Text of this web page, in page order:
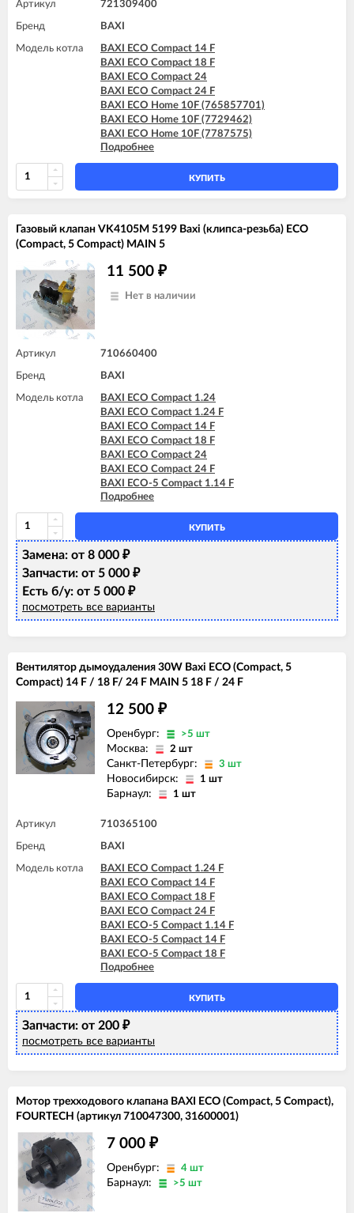
Артикул 721309400
Бренд BAXI
Модель котла
BAXI ECO Compact 14 F
BAXI ECO Compact 18 F
BAXI ECO Compact 24
BAXI ECO Compact 24 F
BAXI ECO Home 10F (765857701)
BAXI ECO Home 10F (7729462)
BAXI ECO Home 10F (7787575)
BAXI ECO Home 14F (765281001)
BAXI ECO Home 14F (7729463)
BAXI ECO Home 14F (7787576)
BAXI ECO Home 24F (765281101)
BAXI ECO-4s 10 F
BAXI ECO-4s 18 F
BAXI ECO-4s 24
BAXI ECO-4s 24 F
BAXI ECO-5 Compact 14 F
BAXI ECO-5 Compact 24 F GPL
BAXI FOURTECH 24 (CSR)
BAXI FOURTECH 24 F (CSR)
Подробнее
КУПИТЬ
Газовый клапан VK4105M 5199 Baxi (клипса-резьба) ECO
(Compact, 5 Compact) MAIN 5
11 500 ₽
Нет в наличии
Артикул 710660400
Бренд BAXI
Модель котла
BAXI ECO Compact 1.24
BAXI ECO Compact 1.24 F
BAXI ECO Compact 14 F
BAXI ECO Compact 18 F
BAXI ECO Compact 24
BAXI ECO Compact 24 F
BAXI ECO-5 Compact 1.14 F
BAXI ECO-5 Compact 1.24
BAXI ECO-5 Compact 14 F
BAXI ECO-5 Compact 18 F
BAXI ECO-5 Compact 24
BAXI ECO-5 Compact 24 F
BAXI ECO-5 Compact 24 F GPL
BAXI MAIN-5 14 F
BAXI MAIN-5 18 F
BAXI MAIN-5 24 F
Подробнее
КУПИТЬ
Замена: от 8 000 ₽
Запчасти: от 5 000 ₽
Есть б/у: от 5 000 ₽
посмотреть все варианты
Вентилятор дымоудаления 30W Baxi ECO (Compact, 5
Compact) 14 F / 18 F/ 24 F MAIN 5 18 F / 24 F
12 500 ₽
Оренбург: >5 шт
Москва: 2 шт
Санкт-Петербург: 3 шт
Новосибирск: 1 шт
Барнаул: 1 шт
Артикул 710365100
Бренд BAXI
Модель котла
BAXI ECO Compact 1.24 F
BAXI ECO Compact 14 F
BAXI ECO Compact 18 F
BAXI ECO Compact 24 F
BAXI ECO-5 Compact 1.14 F
BAXI ECO-5 Compact 14 F
BAXI ECO-5 Compact 18 F
BAXI ECO-5 Compact 24 F
BAXI ECO-5 Compact 24 F GPL
BAXI MAIN-5 18 F
BAXI MAIN-5 24 F
Подробнее
КУПИТЬ
Запчасти: от 200 ₽
посмотреть все варианты
Мотор трехходового клапана BAXI ECO (Compact, 5 Compact),
FOURTECH (артикул 710047300, 31600001)
7 000 ₽
Оренбург: 4 шт
Барнаул: >5 шт